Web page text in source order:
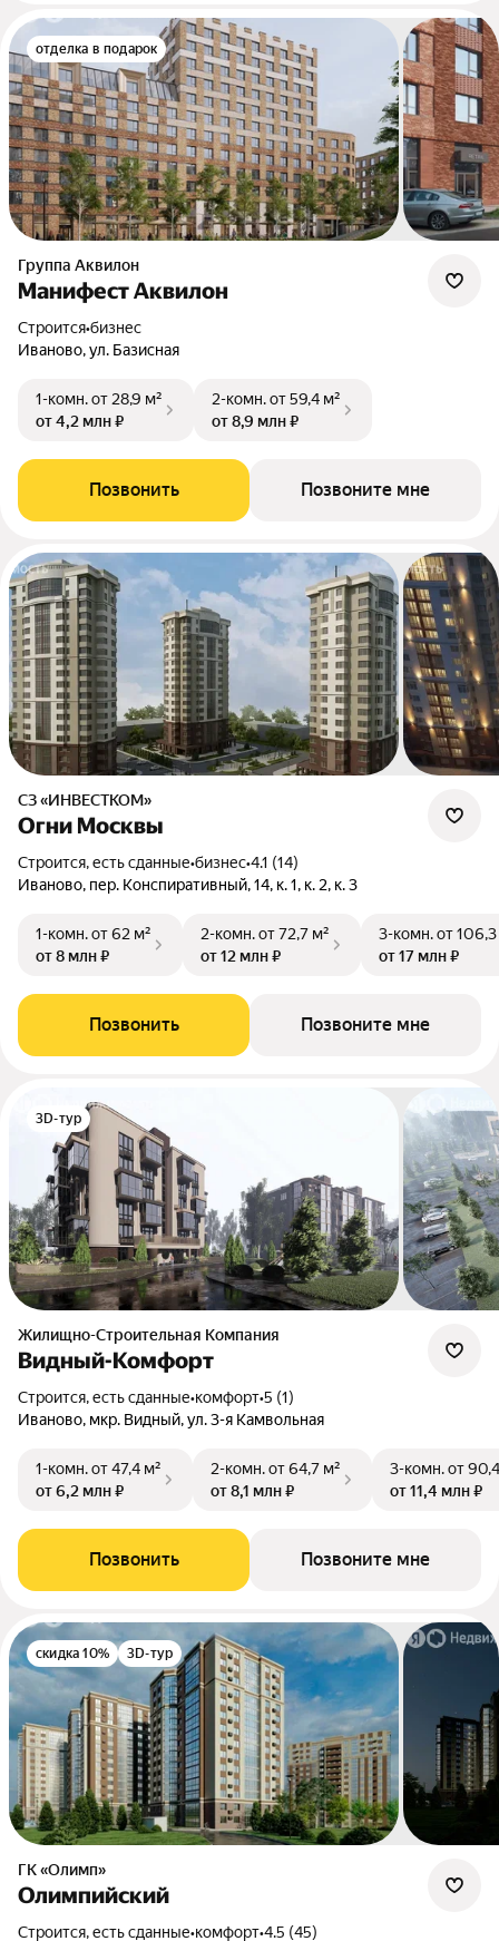
отделка в подарок
Группа Аквилон
Манифест Аквилон
Строится•бизнес
Иваново, ул. Базисная
1-комн.от 28,9 м²
от 4,2 млн ₽
2-комн.от 59,4 м²
от 8,9 млн ₽
Позвонить Позвоните мне
СЗ «ИНВЕСТКОМ»
Огни Москвы
Строится, есть сданные•бизнес•4.1 (14)
Иваново, пер. Конспиративный, 14, к. 1, к. 2, к. 3
1-комн.от 62 м²
от 8 млн ₽
2-комн.от 72,7 м²
от 12 млн ₽
3-комн.от
от 17 млн ₽
Позвонить Позвоните мне
3D-тур
Жилищно-Строительная Компания
Видный-Комфорт
Строится, есть сданные•комфорт•5 (1)
Иваново, мкр. Видный, ул. 3-я Камвольная
1-комн.от 47,4 м²
от 6,2 млн ₽
2-комн.от 64,7 м²
от 8,1 млн ₽
3-комн.от
от 11,4 млн ₽
Позвонить Позвоните мне
скидка 10% 3D-тур
ГК «Олимп»
Олимпийский
Строится, есть сданные•комфорт•4.5 (45)